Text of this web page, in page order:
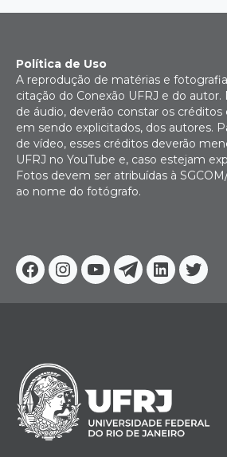
Facebook
Instagram
YoutubeTelegram
Linkedin
Política de Uso
A reprodução de matérias e
citação do Conexão UFRJ e do autor.
de áudio, deverão constar os créditos
em sendo explicitados, dos autores.
de vídeo, esses créditos deverão
UFRJ no YouTube e, caso estejam
Fotos devem ser atribuídas à
ao nome do fotógrafo.